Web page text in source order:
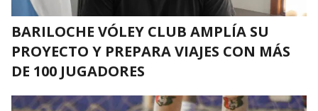
BARILOCHE VÓLEY CLUB AMPLÍA SU
PROYECTO Y PREPARA VIAJES CON MÁS
DE 100 JUGADORES